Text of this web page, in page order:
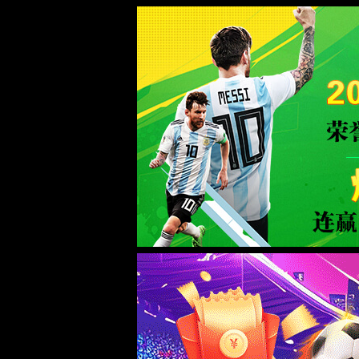
金沙检测线路js95(中国)股份